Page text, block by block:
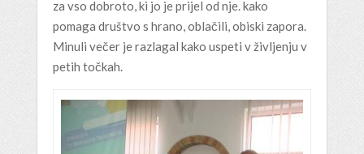
za vso dobroto, ki jo je prijel od nje. kako
pomaga društvo s hrano, oblačili, obiski zapora.
Minuli večer je razlagal kako uspeti v življenju v
petih točkah.